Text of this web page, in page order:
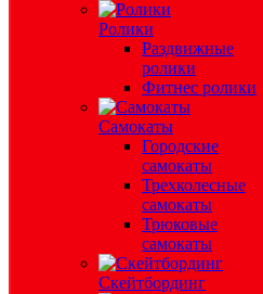
Ролики
Раздвижные
ролики
Фитнес ролики
Самокаты
Городские
самокаты
Трехколесные
самокаты
Трюковые
самокаты
Скейтбординг